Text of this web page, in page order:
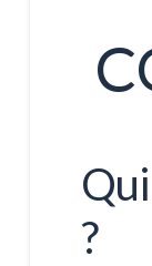
?